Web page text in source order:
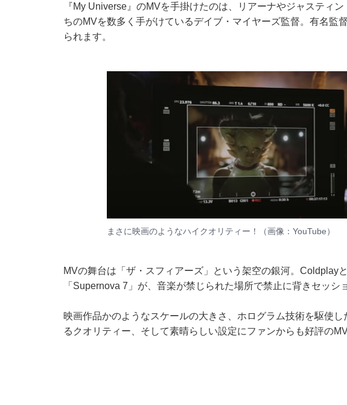
『My Universe』のMVを手掛けたのは、リアーナやジャスティ
ちのMVを数多く手がけているデイブ・マイヤーズ監督。有名監
られます。
まさに映画のようなハイクオリティー！（画像： YouTube）
MVの舞台は「ザ・スフィアーズ」という架空の銀河。Coldplay
「Supernova 7」が、音楽が禁じられた場所で禁止に背きセッシ
映画作品かのようなスケールの大きさ、ホログラム技術を駆使
るクオリティー、そして素晴らしい設定にファンからも好評の